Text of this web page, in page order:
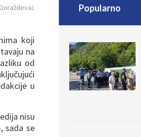
koji
na
od
u
nisu
sada se
Popularno